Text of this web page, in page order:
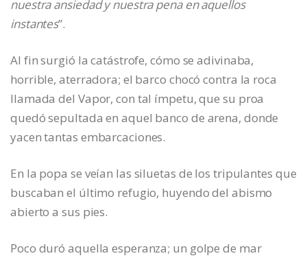
nuestra ansiedad y nuestra pena en aquellos
instantes”.
Al fin surgió la catástrofe, cómo se adivinaba,
horrible, aterradora; el barco chocó contra la roca
llamada del Vapor, con tal ímpetu, que su proa
quedó sepultada en aquel banco de arena, donde
yacen tantas embarcaciones.
En la popa se veían las siluetas de los tripulantes que
buscaban el último refugio, huyendo del abismo
abierto a sus pies.
Poco duró aquella esperanza; un golpe de mar